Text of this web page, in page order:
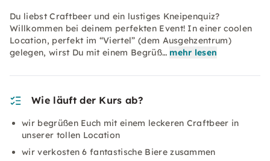
Du liebst Craftbeer und ein lustiges Kneipenquiz?
Willkommen bei deinem perfekten Event! In einer coolen
Location, perfekt im “Viertel” (dem Ausgehzentrum)
gelegen, wirst Du mit einem Begrüß… mehr lesen
Wie läuft der Kurs ab?
wir begrüßen Euch mit einem leckeren Craftbeer in
unserer tollen Location
wir verkosten 6 fantastische Biere zusammen